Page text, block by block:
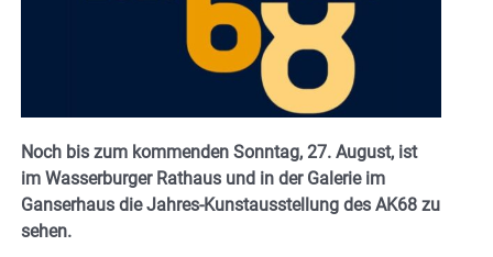
Noch bis zum kommenden Sonntag, 27. August, ist
im Wasserburger Rathaus und in der Galerie im
Ganserhaus die Jahres-Kunstausstellung des AK68 zu
sehen.